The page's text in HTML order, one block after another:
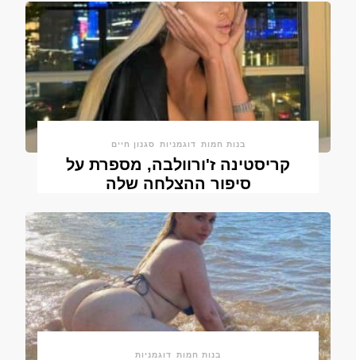
בנות חמות דוגמניות סגנון חיים
קריסטינה ז'ורוולבה, מספרת על
סיפור ההצלחה שלה
בנות חמות דוגמניות